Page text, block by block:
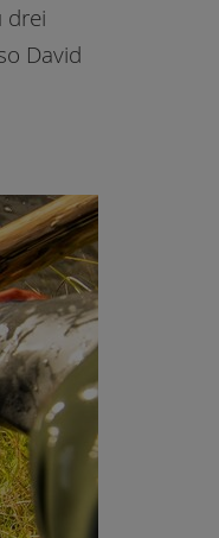
drei
David